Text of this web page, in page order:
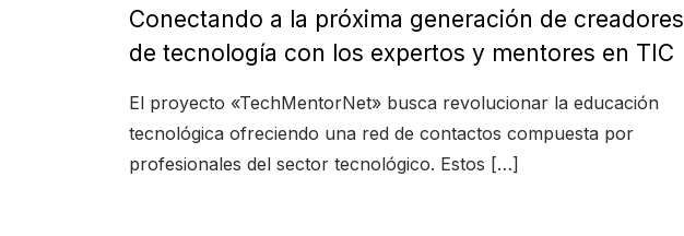
Conectando a la próxima generación de creadores
de tecnología con los expertos y mentores en TIC
El proyecto «TechMentorNet» busca revolucionar la educación
tecnológica ofreciendo una red de contactos compuesta por
profesionales del sector tecnológico. Estos […]